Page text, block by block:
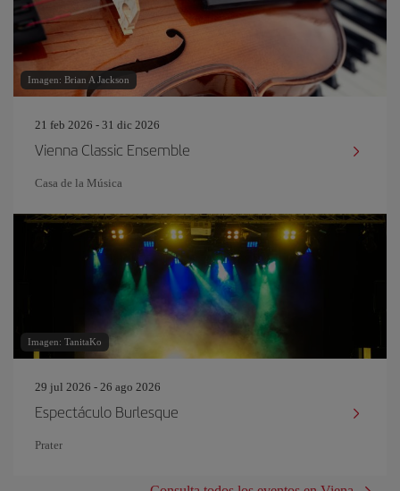
Imagen: Brian A Jackson
21 feb 2026 - 31 dic 2026
Vienna Classic Ensemble
Casa de la Música
Imagen: TanitaKo
29 jul 2026 - 26 ago 2026
Espectáculo Burlesque
Prater